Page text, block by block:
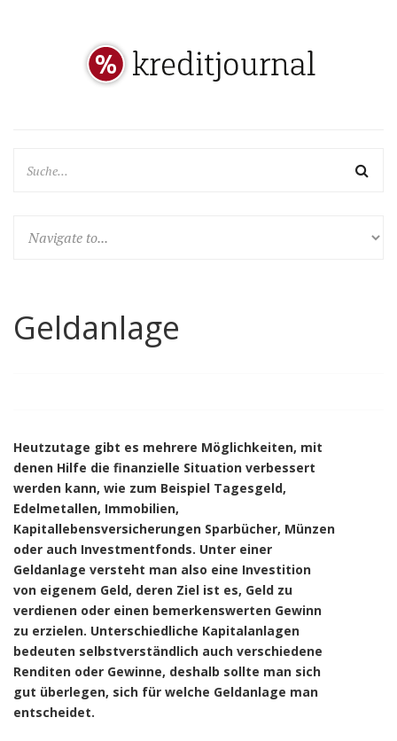
Geldanlage
Heutzutage gibt es mehrere Möglichkeiten, mit
denen Hilfe die finanzielle Situation verbessert
werden kann, wie zum Beispiel Tagesgeld,
Edelmetallen, Immobilien,
Kapitallebensversicherungen Sparbücher, Münzen
oder auch Investmentfonds. Unter einer
Geldanlage versteht man also eine Investition
von eigenem Geld, deren Ziel ist es, Geld zu
verdienen oder einen bemerkenswerten Gewinn
zu erzielen. Unterschiedliche Kapitalanlagen
bedeuten selbstverständlich auch verschiedene
Renditen oder Gewinne, deshalb sollte man sich
gut überlegen, sich für welche Geldanlage man
entscheidet.